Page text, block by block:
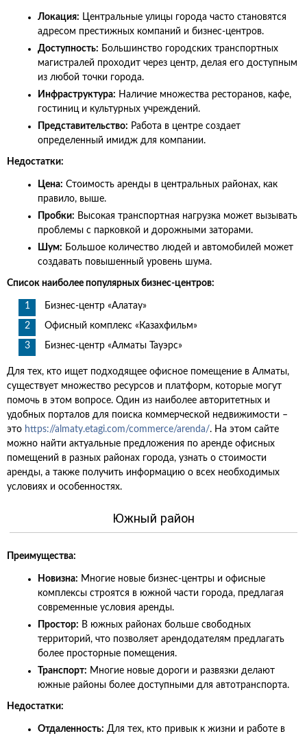
Локация: Центральные улицы города часто становятся
адресом престижных компаний и бизнес-центров.
Доступность: Большинство городских транспортных
магистралей проходит через центр, делая его доступным
из любой точки города.
Инфраструктура: Наличие множества ресторанов, кафе,
гостиниц и культурных учреждений.
Представительство: Работа в центре создает
определенный имидж для компании.
Недостатки:
Цена: Стоимость аренды в центральных районах, как
правило, выше.
Пробки: Высокая транспортная нагрузка может вызывать
проблемы с парковкой и дорожными заторами.
Шум: Большое количество людей и автомобилей может
создавать повышенный уровень шума.
Список наиболее популярных бизнес-центров:
Бизнес-центр «Алатау»
Офисный комплекс «Казахфильм»
Бизнес-центр «Алматы Тауэрс»
Для тех, кто ищет подходящее офисное помещение в Алматы,
существует множество ресурсов и платформ, которые могут
помочь в этом вопросе. Один из наиболее авторитетных и
удобных порталов для поиска коммерческой недвижимости –
это https://almaty.etagi.com/commerce/arenda/. На этом сайте
можно найти актуальные предложения по аренде офисных
помещений в разных районах города, узнать о стоимости
аренды, а также получить информацию о всех необходимых
условиях и особенностях.
Южный район
Преимущества:
Новизна: Многие новые бизнес-центры и офисные
комплексы строятся в южной части города, предлагая
современные условия аренды.
Простор: В южных районах больше свободных
территорий, что позволяет арендодателям предлагать
более просторные помещения.
Транспорт: Многие новые дороги и развязки делают
южные районы более доступными для автотранспорта.
Недостатки:
Отдаленность: Для тех, кто привык к жизни и работе в